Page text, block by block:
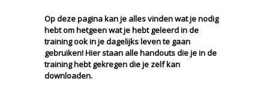
Op deze pagina kan je alles vinden wat je nodig
hebt om hetgeen wat je hebt geleerd in de
training ook in je dagelijks leven te gaan
gebruiken! Hier staan alle handouts die je in de
training hebt gekregen die je zelf kan
downloaden.